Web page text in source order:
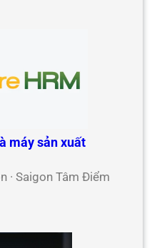
máy sản xuất
· Saigon Tâm Điểm